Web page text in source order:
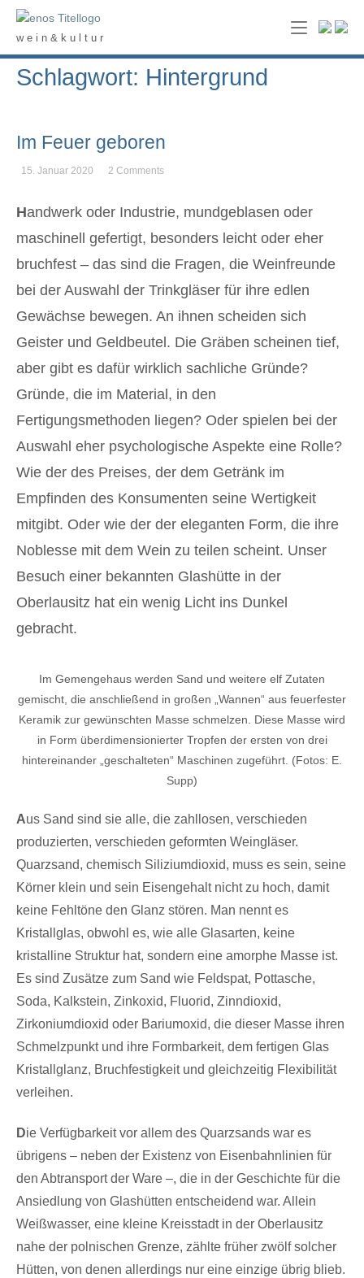
Skip
Home
w e i n & k u l t u r
Schlagwort: Hintergrund
Im Feuer geboren
15. Januar 2020 2 Comments
Handwerk oder Industrie, mundgeblasen oder
maschinell gefertigt, besonders leicht oder eher
bruchfest – das sind die Fragen, die Weinfreunde
bei der Auswahl der Trinkgläser für ihre edlen
Gewächse bewegen. An ihnen scheiden sich
Geister und Geldbeutel. Die Gräben scheinen tief,
aber gibt es dafür wirklich sachliche Gründe?
Gründe, die im Material, in den
Fertigungsmethoden liegen? Oder spielen bei der
Auswahl eher psychologische Aspekte eine Rolle?
Wie der des Preises, der dem Getränk im
Empfinden des Konsumenten seine Wertigkeit
mitgibt. Oder wie der der eleganten Form, die ihre
Noblesse mit dem Wein zu teilen scheint. Unser
Besuch einer bekannten Glashütte in der
Oberlausitz hat ein wenig Licht ins Dunkel
gebracht.
Im Gemengehaus werden Sand und weitere elf Zutaten
gemischt, die anschließend in großen „Wannen“ aus feuerfester
Keramik zur gewünschten Masse schmelzen. Diese Masse wird
in Form überdimensionierter Tropfen der ersten von drei
hintereinander „geschalteten“ Maschinen zugeführt. (Fotos: E.
Supp)
Aus Sand sind sie alle, die zahllosen, verschieden
produzierten, verschieden geformten Weingläser.
Quarzsand, chemisch Siliziumdioxid, muss es sein, seine
Körner klein und sein Eisengehalt nicht zu hoch, damit
keine Fehltöne den Glanz stören. Man nennt es
Kristallglas, obwohl es, wie alle Glasarten, keine
kristalline Struktur hat, sondern eine amorphe Masse ist.
Es sind Zusätze zum Sand wie Feldspat, Pottasche,
Soda, Kalkstein, Zinkoxid, Fluorid, Zinndioxid,
Zirkoniumdioxid oder Bariumoxid, die dieser Masse ihren
Schmelzpunkt und ihre Formbarkeit, dem fertigen Glas
Kristallglanz, Bruchfestigkeit und gleichzeitig Flexibilität
verleihen.
Die Verfügbarkeit vor allem des Quarzsands war es
übrigens – neben der Existenz von Eisenbahnlinien für
den Abtransport der Ware –, die in der Geschichte für die
Ansiedlung von Glashütten entscheidend war. Allein
Weißwasser, eine kleine Kreisstadt in der Oberlausitz
nahe der polnischen Grenze, zählte früher zwölf solcher
Hütten, von denen allerdings nur eine einzige übrig blieb.